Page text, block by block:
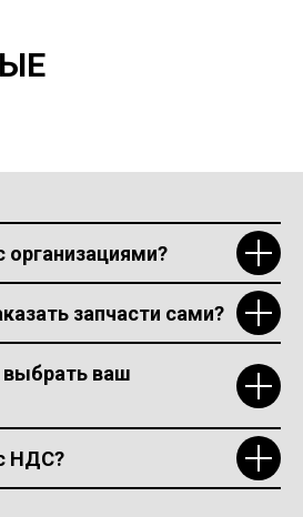
организациями?
запчасти сами?
ваш
НДС?